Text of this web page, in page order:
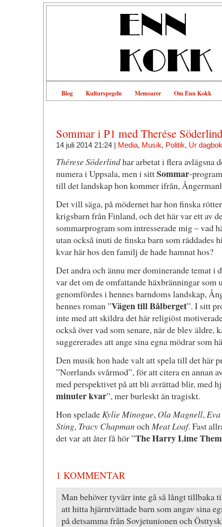
Blog Kulturspegeln Memoarer Om Enn Kokk
Sommar i P1 med Therése Söderlind
14 juli 2014 21:24 | Media, Musik, Politik, Ur
Thérese Söderlindhar arbetat i flera avlägsna
numera i Uppsala, men i sittSommar-
till det landskap hon kommer ifrån,
Det vill säga, på mödernet har hon finska
krigsbarn från Finland, och det här var ett av
sommarprogram som intresserade mig – vad
utan också inuti de finska barn som räddades
kvar här hos den familj de hade hamnat hos?
Det andra och ännu mer dominerande temat i
var det om de omfattande häxbränningar som
genomfördes i hennes barndoms landskap,
hennes roman ”Vägen till Bålberget”. I sitt
inte med att skildra det här religiöst
också över vad som senare, när de blev äldre,
suggererades att ange sina egna mödrar som
Den musik hon hade valt att spela till det här
”Norrlands svårmod”, för att citera en annan
med perspektivet på att bli avrättad blir, med
minuter kvar”, mer burleskt än tragiskt.
Hon speladeKylie Minogue, Ola Magnell,
Sting, Tracy ChapmanochMeat Loaf. Fast
det var att åter få hör ”The Harry Lime
1 KOMMENTAR
Man behöver tyvärr inte gå så långt tillbaka
att hitta hjärntvättade barn som angav sina
på detsamma från Sovjetunionen och